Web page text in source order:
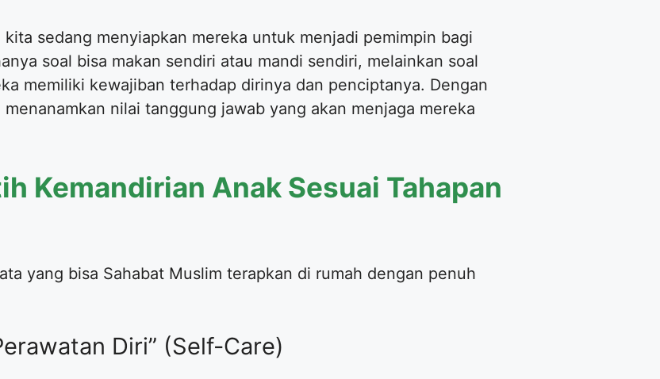
sedang menyiapkan mereka untuk menjadi pemimpin bagi
soal bisa makan sendiri atau mandi sendiri, melainkan soal
memiliki kewajiban terhadap dirinya dan penciptanya. Dengan
nilai tanggung jawab yang akan menjaga mereka
Kemandirian Anak Sesuai Tahapan
yang bisa Sahabat Muslim terapkan di rumah dengan penuh
Diri” (Self-Care)